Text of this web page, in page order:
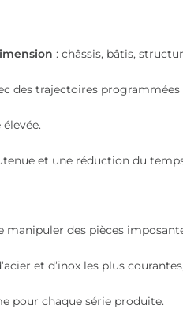
: châssis, bâtis,
des trajectoires programmées
et une réduction du
des pièces
et d’inox les plus
pour chaque série produite.